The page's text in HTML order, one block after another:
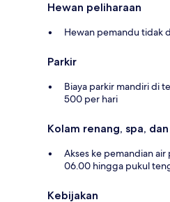
Hewan peliharaan
Hewan pemandu tidak
Parkir
Biaya parkir mandiri di
500 per hari
Kolam renang, spa,
Akses ke pemandian
06.00 hingga pukul
Kebijakan